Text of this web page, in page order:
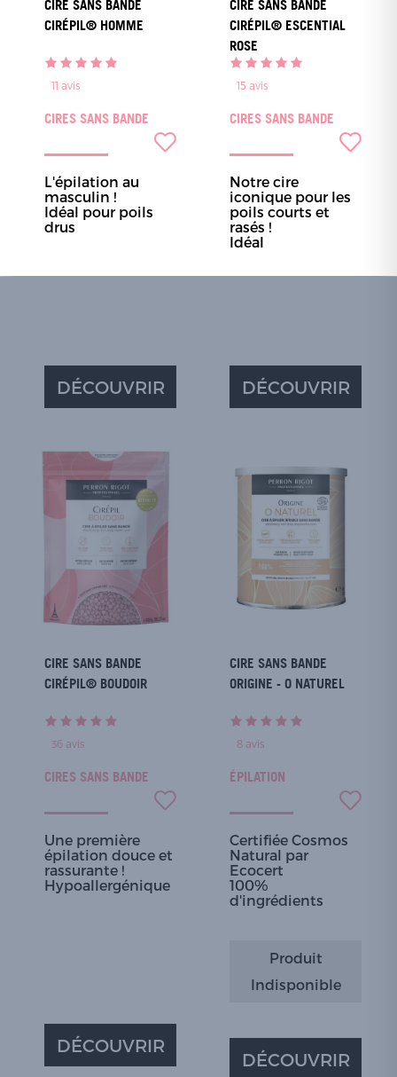
CIRE SANS BANDE
CIRÉPIL® HOMME
11 avis
CIRES SANS BANDE
L'épilation au
masculin !
Idéal pour poils
drus
DÉCOUVRIR
CIRE SANS BANDE
CIRÉPIL® ESCENTIAL
ROSE
15 avis
CIRES SANS BANDE
Notre cire
iconique pour les
poils courts et
rasés !
Idéal
DÉCOUVRIR
CIRE SANS BANDE
CIRÉPIL® BOUDOIR
36 avis
CIRES SANS BANDE
Une première
épilation douce et
rassurante !
Hypoallergénique
DÉCOUVRIR
CIRE SANS BANDE
ORIGINE - O NATUREL
8 avis
ÉPILATION
Certifiée Cosmos
Natural par
Ecocert
100%
d'ingrédients
Produit
Indisponible
DÉCOUVRIR